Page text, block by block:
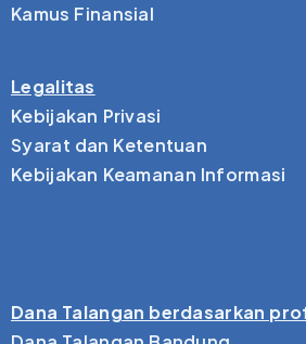
Kamus Finansial
Legalitas
Kebijakan Privasi
Syarat dan Ketentuan
Kebijakan Keamanan Informasi
Dana Talangan berdasarkan